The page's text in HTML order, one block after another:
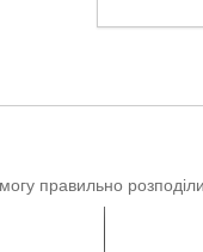
правильно